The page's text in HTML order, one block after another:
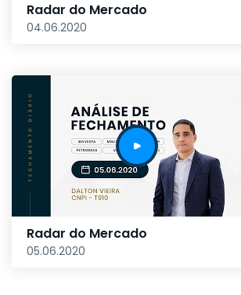
Radar do Mercado
04.06.2020
Radar do Mercado
05.06.2020